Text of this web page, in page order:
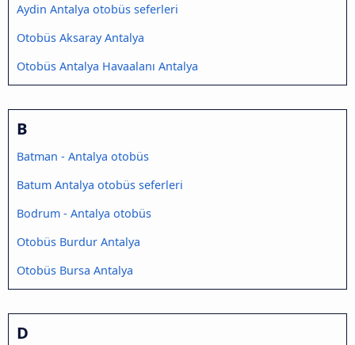
Aydin Antalya otobüs seferleri
Otobüs Aksaray Antalya
Otobüs Antalya Havaalanı Antalya
B
Batman - Antalya otobüs
Batum Antalya otobüs seferleri
Bodrum - Antalya otobüs
Otobüs Burdur Antalya
Otobüs Bursa Antalya
D